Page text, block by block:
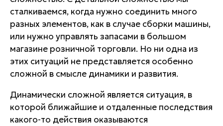
сталкиваемся, когда нужно соединить много
разных элементов, как в случае сборки машины,
или нужно управлять запасами в большом
магазине розничной торговли. Но ни одна из
этих ситуаций не представляется особенно
сложной в смысле динамики и развития.
Динамически сложной является ситуация, в
которой ближайшие и отдаленные последствия
какого-то действия оказываются